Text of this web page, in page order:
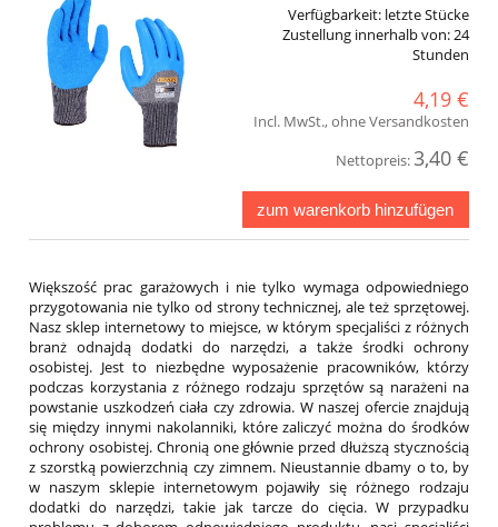
Verfügbarkeit: letzte Stücke
Zustellung innerhalb von:24
Stunden
4,19 €
Incl. MwSt., ohne Versandkosten
Nettopreis:3,40 €
zum warenkorb hinzufügen
Większość prac garażowych i nie tylko wymaga odpowiedniego
przygotowania nie tylko od strony technicznej, ale też sprzętowej.
Nasz sklep internetowy to miejsce, w którym specjaliści z różnych
branż odnajdą dodatki do narzędzi, a także środki ochrony
osobistej. Jest to niezbędne wyposażenie pracowników, którzy
podczas korzystania z różnego rodzaju sprzętów są narażeni na
powstanie uszkodzeń ciała czy zdrowia. W naszej ofercie znajdują
się między innymi nakolanniki, które zaliczyć można do środków
ochrony osobistej. Chronią one głównie przed dłuższą stycznością
z szorstką powierzchnią czy zimnem. Nieustannie dbamy o to, by
w naszym sklepie internetowym pojawiły się różnego rodzaju
dodatki do narzędzi, takie jak tarcze do cięcia. W przypadku